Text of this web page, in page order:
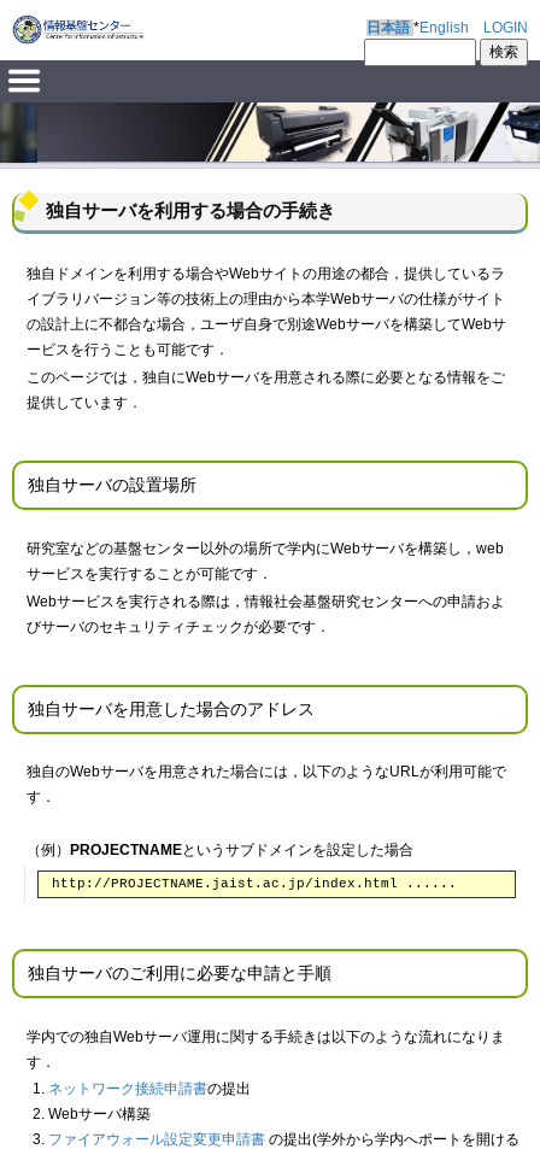
日本語 *English LOGIN
独自サーバを利用する場合の手続き
独自ドメインを利用する場合やWebサイトの用途の都合，提供しているラ
イブラリバージョン等の技術上の理由から本学Webサーバの仕様がサイト
の設計上に不都合な場合，ユーザ自身で別途Webサーバを構築してWebサ
ービスを行うことも可能です．
このページでは，独自にWebサーバを用意される際に必要となる情報をご
提供しています．
独自サーバの設置場所
研究室などの基盤センター以外の場所で学内にWebサーバを構築し，web
サービスを実行することが可能です．
Webサービスを実行される際は，情報社会基盤研究センターへの申請およ
びサーバのセキュリティチェックが必要です．
独自サーバを用意した場合のアドレス
独自のWebサーバを用意された場合には，以下のようなURLが利用可能で
す．
（例） PROJECTNAMEというサブドメインを設定した場合
http://PROJECTNAME.jaist.ac.jp/index.html ......
独自サーバのご利用に必要な申請と手順
学内での独自Webサーバ運用に関する手続きは以下のような流れになりま
す．
ネットワーク接続申請書の提出
Webサーバ構築
ファイアウォール設定変更申請書 の提出(学外から学内へポートを開ける